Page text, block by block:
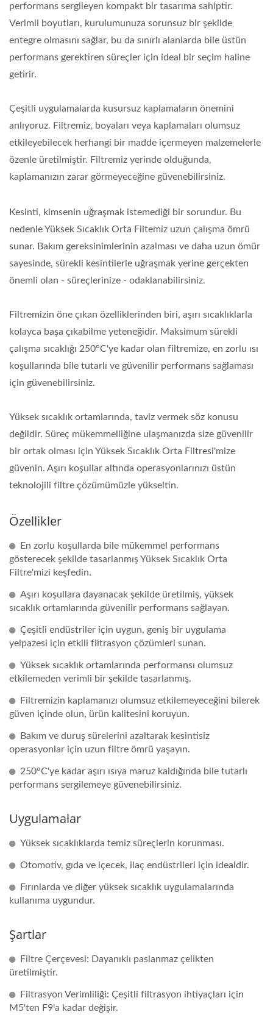
performans sergileyen kompakt bir tasarıma sahiptir.
Verimli boyutları, kurulumunuza sorunsuz bir şekilde
entegre olmasını sağlar, bu da sınırlı alanlarda bile üstün
performans gerektiren süreçler için ideal bir seçim haline
getirir.
Çeşitli uygulamalarda kusursuz kaplamaların önemini
anlıyoruz. Filtremiz, boyaları veya kaplamaları olumsuz
etkileyebilecek herhangi bir madde içermeyen malzemelerle
özenle üretilmiştir. Filtremiz yerinde olduğunda,
kaplamanızın zarar görmeyeceğine güvenebilirsiniz.
Kesinti, kimsenin uğraşmak istemediği bir sorundur. Bu
nedenle Yüksek Sıcaklık Orta Filtemiz uzun çalışma ömrü
sunar. Bakım gereksinimlerinin azalması ve daha uzun ömür
sayesinde, sürekli kesintilerle uğraşmak yerine gerçekten
önemli olan - süreçlerinize - odaklanabilirsiniz.
Filtremizin öne çıkan özelliklerinden biri, aşırı sıcaklıklarla
kolayca başa çıkabilme yeteneğidir. Maksimum sürekli
çalışma sıcaklığı 250°C'ye kadar olan filtremize, en zorlu ısı
koşullarında bile tutarlı ve güvenilir performans sağlaması
için güvenebilirsiniz.
Yüksek sıcaklık ortamlarında, taviz vermek söz konusu
değildir. Süreç mükemmelliğine ulaşmanızda size güvenilir
bir ortak olması için Yüksek Sıcaklık Orta Filtresi'mize
güvenin. Aşırı koşullar altında operasyonlarınızı üstün
teknolojili filtre çözümümüzle yükseltin.
Özellikler
En zorlu koşullarda bile mükemmel performans
gösterecek şekilde tasarlanmış Yüksek Sıcaklık Orta
Filtre'mizi keşfedin.
Aşırı koşullara dayanacak şekilde üretilmiş, yüksek
sıcaklık ortamlarında güvenilir performans sağlayan.
Çeşitli endüstriler için uygun, geniş bir uygulama
yelpazesi için etkili filtrasyon çözümleri sunan.
Yüksek sıcaklık ortamlarında performansı olumsuz
etkilemeden verimli bir şekilde tasarlanmış.
Filtremizin kaplamanızı olumsuz etkilemeyeceğini bilerek
güven içinde olun, ürün kalitesini koruyun.
Bakım ve duruş sürelerini azaltarak kesintisiz
operasyonlar için uzun filtre ömrü yaşayın.
250°C'ye kadar aşırı ısıya maruz kaldığında bile tutarlı
performans sergilemeye güvenebilirsiniz.
Uygulamalar
Yüksek sıcaklıklarda temiz süreçlerin korunması.
Otomotiv, gıda ve içecek, ilaç endüstrileri için idealdir.
Fırınlarda ve diğer yüksek sıcaklık uygulamalarında
kullanıma uygundur.
Şartlar
Filtre Çerçevesi: Dayanıklı paslanmaz çelikten
üretilmiştir.
Filtrasyon Verimliliği: Çeşitli filtrasyon ihtiyaçları için
M5'ten F9'a kadar değişir.